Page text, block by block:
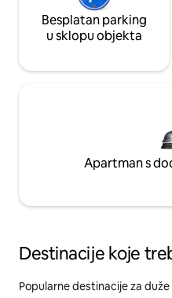
Besplatan parking
u sklopu objekta
Apartman s
Destinacije koje
Popularne destinacije za